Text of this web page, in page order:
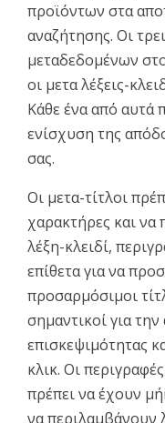
προϊόντων στα
αναζήτησης. Οι
μεταδεδομένων
οι μετα λέξεις-
Κάθε ένα από αυτά
ενίσχυση της
σας.
Οι μετα-τίτλοι
χαρακτήρες και να
λέξη-κλειδί,
επίθετα για να
προσαρμόσιμοι
σημαντικοί για
επισκεψιμότητας
κλικ. Οι
πρέπει να έχουν
να περιλαμβάνουν